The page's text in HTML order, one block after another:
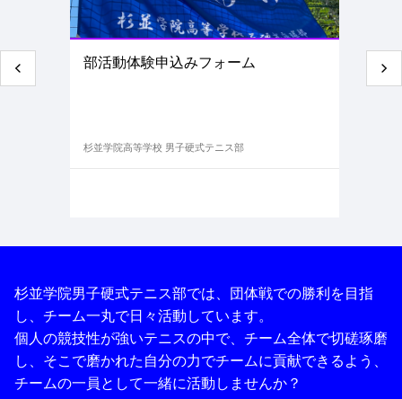
部活動体験申込みフォーム
杉並学院高等学校 男子硬式テニス部
杉並学院男子硬式テニス部では、団体戦での勝利を目指
し、チーム一丸で日々活動しています。
個人の競技性が強いテニスの中で、チーム全体で切磋琢磨
し、そこで磨かれた自分の力でチームに貢献できるよう、
チームの一員として一緒に活動しませんか？